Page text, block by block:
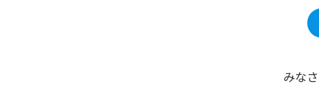
みな